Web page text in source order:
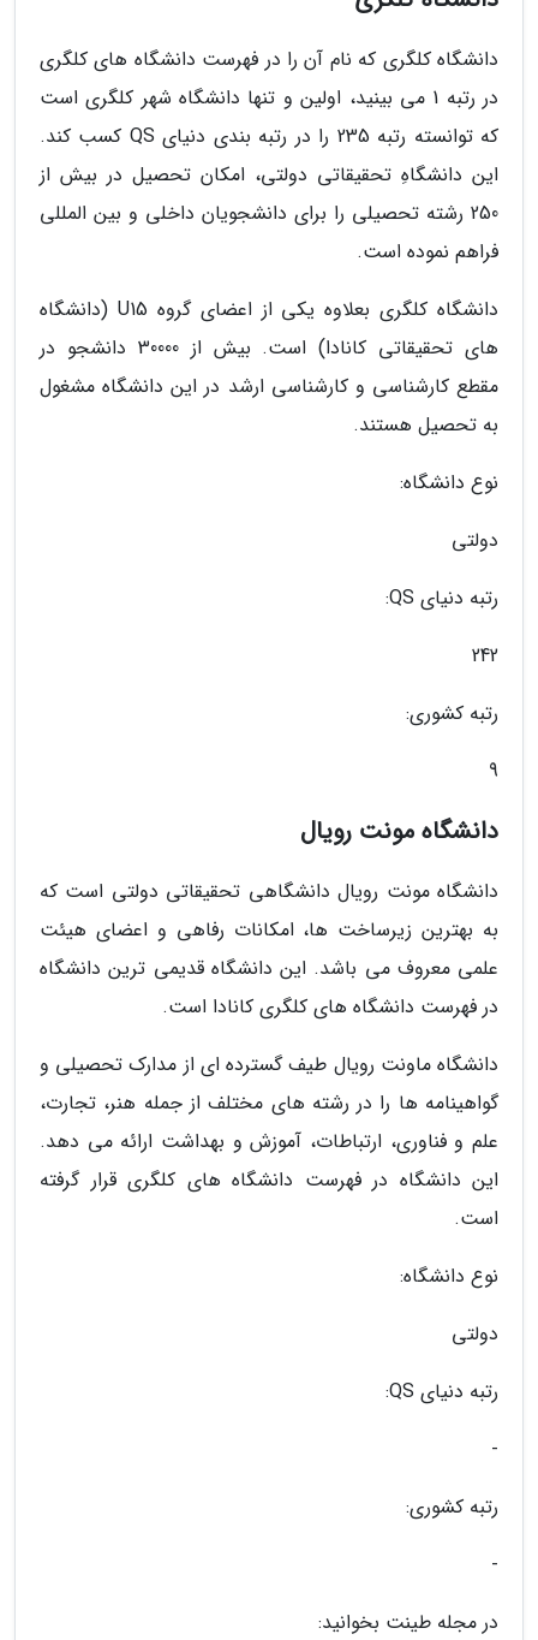
دانشگاه کلگری که نام آن را در فهرست دانشگاه های کلگری
در رتبه 1 می بینید، اولین و تنها دانشگاه شهر کلگری است
که توانسته رتبه 235 را در رتبه بندی دنیای QS کسب کند.
این دانشگاهِ تحقیقاتی دولتی، امکان تحصیل در بیش از
250 رشته تحصیلی را برای دانشجویان داخلی و بین المللی
فراهم نموده است.
دانشگاه کلگری بعلاوه یکی از اعضای گروه U15 (دانشگاه
های تحقیقاتی کانادا) است. بیش از 30000 دانشجو در
مقطع کارشناسی و کارشناسی ارشد در این دانشگاه مشغول
به تحصیل هستند.
نوع دانشگاه:
دولتی
رتبه دنیای QS:
242
رتبه کشوری:
9
دانشگاه مونت رویال
دانشگاه مونت رویال دانشگاهی تحقیقاتی دولتی است که
به بهترین زیرساخت ها، امکانات رفاهی و اعضای هیئت
علمی معروف می باشد. این دانشگاه قدیمی ترین دانشگاه
در فهرست دانشگاه های کلگری کانادا است.
دانشگاه ماونت رویال طیف گسترده ای از مدارک تحصیلی و
گواهینامه ها را در رشته های مختلف از جمله هنر، تجارت،
علم و فناوری، ارتباطات، آموزش و بهداشت ارائه می دهد.
این دانشگاه در فهرست دانشگاه های کلگری قرار گرفته
است.
نوع دانشگاه:
دولتی
رتبه دنیای QS:
-
رتبه کشوری:
-
در مجله طینت بخوانید: